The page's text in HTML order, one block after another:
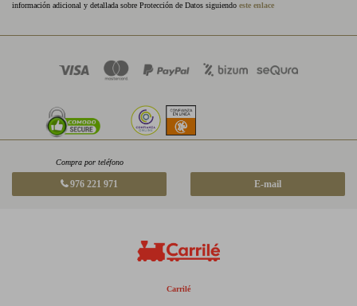
información adicional y detallada sobre Protección de Datos siguiendo este enlace
Compra por teléfono
976 221 971 E-mail
Carrilé